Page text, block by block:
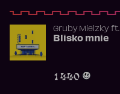
Gruby Mielzkyft.
Blisko mnie
1 440